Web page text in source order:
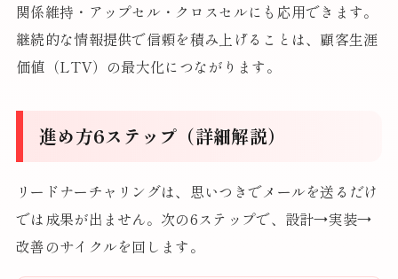
関係維持・アップセル・クロスセルにも応用できます。
継続的な情報提供で信頼を積み上げることは、顧客生涯
価値（LTV）の最大化につながります。
進め方6ステップ（詳細解説）
リードナーチャリングは、思いつきでメールを送るだけ
では成果が出ません。次の6ステップで、設計→実装→
改善のサイクルを回します。